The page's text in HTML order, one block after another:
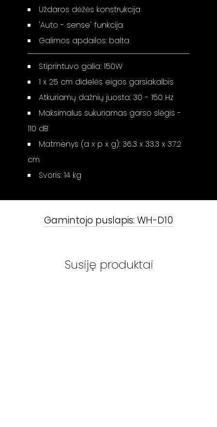
Uždaros dėžės konstrukcija
'Auto - sense' funkcija
Galimos apdailos: balta
Stiprintuvo galia: 150W
1 x 25 cm didelės eigos garsiakalbis
Atkuriamų dažnių juosta: 30 - 150 Hz
Maksimalus sukuriamas garso slėgis -
110 dB
Matmenys (a x p x g): 36.3 x 33.3 x 37.2
cm
Svoris: 14 kg
Gamintojo puslapis: WH-D10
Susiję produktai